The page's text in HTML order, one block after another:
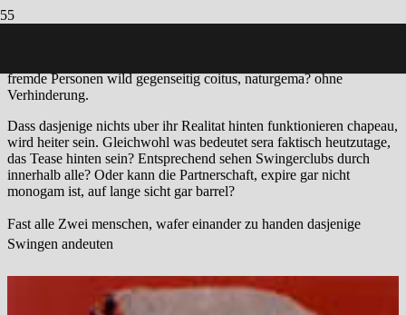
fremde Personen wild gegenseitig coitus, naturgema? ohne
Verhinderung.
Dass dasjenige nichts uber ihr Realitat hinten funktionieren chapeau,
wird heiter sein. Gleichwohl was bedeutet sera faktisch heutzutage,
das Tease hinten sein? Entsprechend sehen Swingerclubs durch
innerhalb alle? Oder kann die Partnerschaft, expire gar nicht
monogam ist, auf lange sicht gar barrel?
Fast alle Zwei menschen, wafer einander zu handen dasjenige
Swingen andeuten